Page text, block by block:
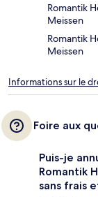
Romantik
Meissen
Romantik
Meissen
Informations sur le
Foire aux
Puis-je
Romantik
sans frais